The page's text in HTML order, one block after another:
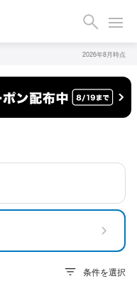
2026年8月時点
条件を選択